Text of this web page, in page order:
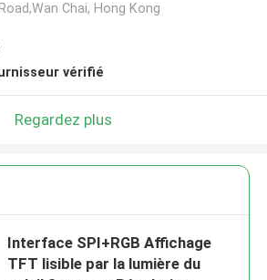
Road,Wan Chai, Hong Kong
vérifié
Regardez plus
Interface SPI+RGB Affichage
TFT lisible par la lumière du